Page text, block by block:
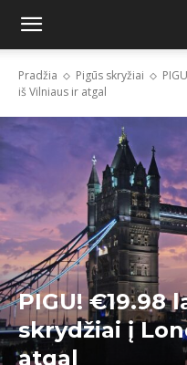
Pradžia Pigūs skryžiai
iš Vilniaus ir atgal
PIGU! €19.98
skrydžiai į
atgal